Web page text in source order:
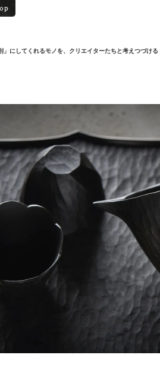
」にしてくれるモノを、クリエイターたちと考えつづける